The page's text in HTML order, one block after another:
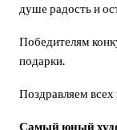
душе радость и
Победителям
подарки.
Поздравляем всех
Самый юный